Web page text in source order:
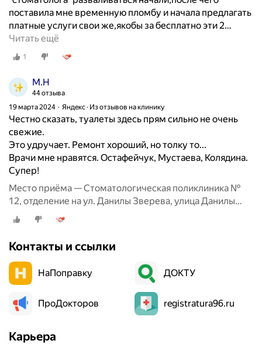
поставила мне временную пломбу и начала предлагать
платные услуги свои же,якобы за бесплатно эти 2…
Читать ещё
1
М.Н
44 отзыва
19 марта 2024
Яндекс · Из отзывов на клинику
Честно сказать, туалеты здесь прям сильно не очень
свежие.
Это удручает. Ремонт хороший, но толку то...
Врачи мне нравятся. Остафейчук, Мустаева, Колядина.
Супер!
Место приёма — Стоматологическая поликлиника №
12, отделение на ул. Данилы Зверева, улица Данилы
Зверева, 9А
Контакты и ссылки
НаПоправку ДОКТУ
ПроДокторов registratura96.ru
Карьера